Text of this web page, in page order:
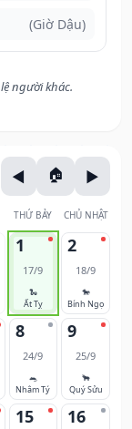
(Giờ Dậu)
người khác.
THỨ BẢY CHỦ NHẬT
1
17/9
🐍
Ất Tỵ
2
18/9
🐎
Bính Ngọ
8
24/9
🐀
Nhâm Tý
9
25/9
🐂
Quý Sửu
15 16